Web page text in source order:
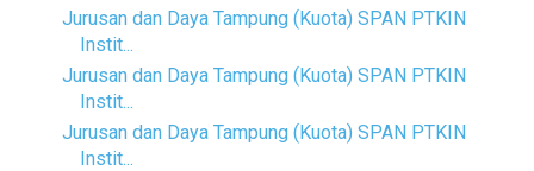
Jurusan dan Daya Tampung (Kuota) SPAN PTKIN
Instit...
Jurusan dan Daya Tampung (Kuota) SPAN PTKIN
Instit...
Jurusan dan Daya Tampung (Kuota) SPAN PTKIN
Instit...